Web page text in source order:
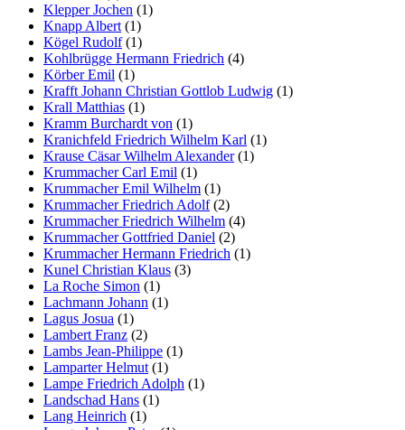
Klepper Jochen (1)
Knapp Albert (1)
Kögel Rudolf(1)
Kohlbrügge Hermann Friedrich (4)
Körber Emil (1)
Krafft Johann Christian Gottlob Ludwig (1)
Krall Matthias (1)
Kramm Burchardt von (1)
Kranichfeld Friedrich Wilhelm Karl (1)
Krause Cäsar Wilhelm Alexander(1)
Krummacher Carl Emil (1)
Krummacher Emil Wilhelm (1)
Krummacher Friedrich Adolf(2)
Krummacher Friedrich Wilhelm (4)
Krummacher Gottfried Daniel (2)
Krummacher Hermann Friedrich (1)
Kunel Christian Klaus (3)
La Roche Simon (1)
Lachmann Johann (1)
Lagus Josua (1)
Lambert Franz (2)
Lambs Jean-Philippe (1)
Lamparter Helmut (1)
Lampe Friedrich Adolph (1)
Landschad Hans (1)
Lang Heinrich (1)